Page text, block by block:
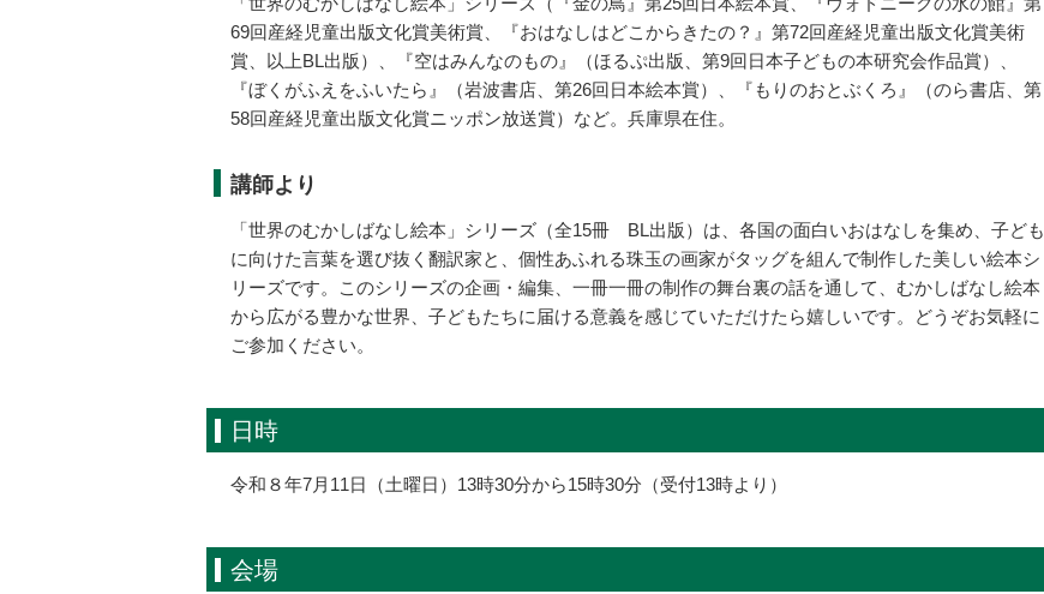
69回産経児童出版文化賞美術賞、『おはなしはどこからきたの？』第72回産経児童出版文化賞美術
賞、以上BL出版）、『空はみんなのもの』（ほるぷ出版、第9回日本子どもの本研究会作品賞）、
『ぼくがふえをふいたら』（岩波書店、第26回日本絵本賞）、『もりのおとぶくろ』（のら書店、第
58回産経児童出版文化賞ニッポン放送賞）など。兵庫県在住。
講師より
「世界のむかしばなし絵本」シリーズ（全15冊 BL出版）は、各国の面白いおはなしを集め、子ども
に向けた言葉を選び抜く翻訳家と、個性あふれる珠玉の画家がタッグを組んで制作した美しい絵本シ
リーズです。このシリーズの企画・編集、一冊一冊の制作の舞台裏の話を通して、むかしばなし絵本
から広がる豊かな世界、子どもたちに届ける意義を感じていただけたら嬉しいです。どうぞお気軽に
ご参加ください。
日時
令和８年7月11日（土曜日）13時30分から15時30分（受付13時より）
会場